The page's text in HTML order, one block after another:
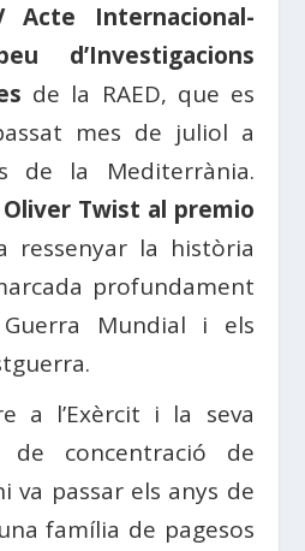
Acte Internacional-
d’Investigacions
de la RAED, que es
mes de juliol a
de la Mediterrània.
Oliver Twist al premio
ressenyar la història
profundament
Mundial i els
a l’Exèrcit i la seva
concentració de
va passar els anys de
família de pagesos